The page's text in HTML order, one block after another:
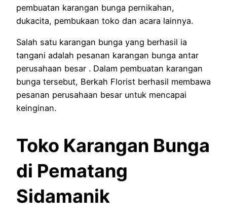
pembuatan karangan bunga pernikahan,
dukacita, pembukaan toko dan acara lainnya.
Salah satu karangan bunga yang berhasil ia
tangani adalah pesanan karangan bunga antar
perusahaan besar . Dalam pembuatan karangan
bunga tersebut, Berkah Florist berhasil membawa
pesanan perusahaan besar untuk mencapai
keinginan.
Toko Karangan Bunga
di Pematang
Sidamanik